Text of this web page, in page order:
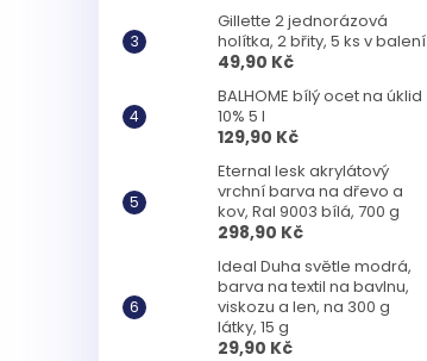
Gillette 2 jednorázová
holítka, 2 břity, 5 ks v balení
49,90 Kč
BALHOME bílý ocet na úklid
10% 5 l
129,90 Kč
Eternal lesk akrylátový
vrchní barva na dřevo a
kov, Ral 9003 bílá, 700 g
298,90 Kč
Ideal Duha světle modrá,
barva na textil na bavlnu,
viskozu a len, na 300 g
látky, 15 g
29,90 Kč